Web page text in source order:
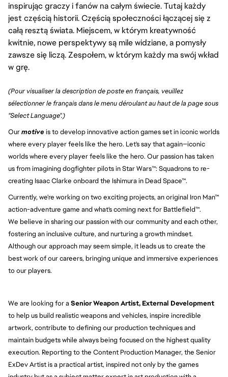
inspirując graczy i fanów na całym świecie. Tutaj każdy
jest częścią historii. Częścią społeczności łączącej się z
całą resztą świata. Miejscem, w którym kreatywność
kwitnie, nowe perspektywy są mile widziane, a pomysły
zawsze się liczą. Zespołem, w którym każdy ma swój wkład
w grę.
(Pour visualiser la description de poste en français, veuillez
sélectionner le français dans le menu déroulant au haut de la page sous
"Select Language".)
Ourmotiveis to develop innovative action games set in iconic worlds
where every player feels like the hero. Let's say that again—iconic
worlds where every player feels like the hero. Our passion has taken
us from imagining dogfighter pilots in Star Wars™: Squadrons to re-
creating Isaac Clarke onboard the Ishimura in Dead Space™.
Currently, we're working on two exciting projects, an original Iron Man™
action-adventure game and what's coming next for Battlefield™.
We believe in sharing our passion with our community and each other,
fostering an inclusive culture, and nurturing a growth mindset.
Although our approach may seem simple, it leads us to create the
best work of our careers, bringing unique and immersive experiences
to our players.
We are looking for aSenior Weapon Artist, External Development
to help us build realistic weapons and vehicles, inspire incredible
artwork, contribute to defining our production techniques and
maintain budgets while always being focused on the highest quality
execution. Reporting to the Content Production Manager, the Senior
ExDev Artist is a practical artist, inspired not only by the games